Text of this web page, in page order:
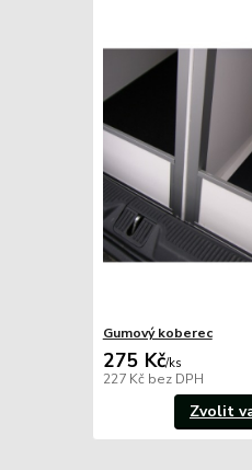
Gumový koberec
275 Kč/ks
227 Kč bez DPH
Zvolit